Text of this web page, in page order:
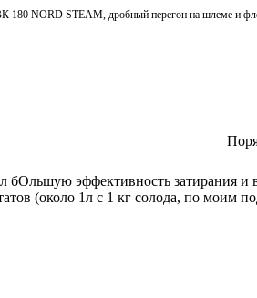
NORD STEAM, дробный перегон на шлеме и
эффективность затирания и
(около 1л с 1 кг солода, по моим